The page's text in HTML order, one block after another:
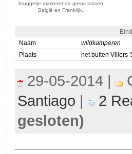
bruggetje markeert de grens tussen
België en Frankrijk.
Naam
wildkamperen
Plaats
net buiten Villers-
29-05-2014 |
Santiago |
2
gesloten)